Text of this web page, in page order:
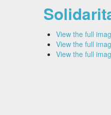
View the full
View the full
View the full